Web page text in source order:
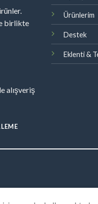
birlikte
alışveriş
Ürünlerim
Destek
Eklenti &